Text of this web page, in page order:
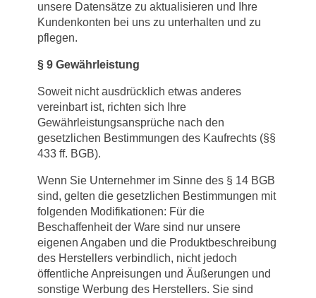
unsere Datensätze zu aktualisieren und Ihre
Kundenkonten bei uns zu unterhalten und zu
pflegen.
§ 9 Gewährleistung
Soweit nicht ausdrücklich etwas anderes
vereinbart ist, richten sich Ihre
Gewährleistungsansprüche nach den
gesetzlichen Bestimmungen des Kaufrechts (§§
433 ff. BGB).
Wenn Sie Unternehmer im Sinne des § 14 BGB
sind, gelten die gesetzlichen Bestimmungen mit
folgenden Modifikationen: Für die
Beschaffenheit der Ware sind nur unsere
eigenen Angaben und die Produktbeschreibung
des Herstellers verbindlich, nicht jedoch
öffentliche Anpreisungen und Äußerungen und
sonstige Werbung des Herstellers. Sie sind